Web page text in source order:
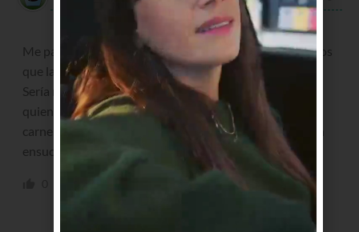
Me parece una muy buena iniciativa. De hecho hace años
que la acompaño.
Sería muy interesante que también la acompañarán
quienes realizan ofrendas y dejan cabezas y patas de
carnero, así como gallinas y otras ofrendas que también
ensucian las playas. Gracias.